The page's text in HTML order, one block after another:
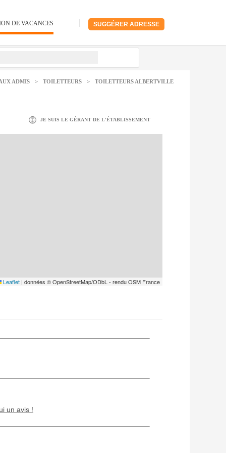
SUGGÉRER ADRESSE
DE VACANCES
ADMIS > TOILETTEURS > TOILETTEURS ALBERTVILLE
JE SUIS LE GÉRANT DE L'ÉTABLISSEMENT
Leaflet | données © OpenStreetMap/ODbL - rendu OSM France
un avis !